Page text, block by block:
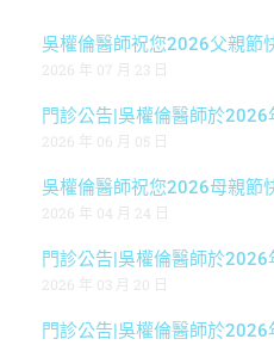
吳權倫醫師祝您2026父親節
2026 年 07 月 23 日
門診公告|吳權倫醫師於2026
2026 年 06 月 05 日
吳權倫醫師祝您2026母親節
2026 年 04 月 24 日
門診公告|吳權倫醫師於2026
2026 年 03 月 20 日
門診公告|吳權倫醫師於